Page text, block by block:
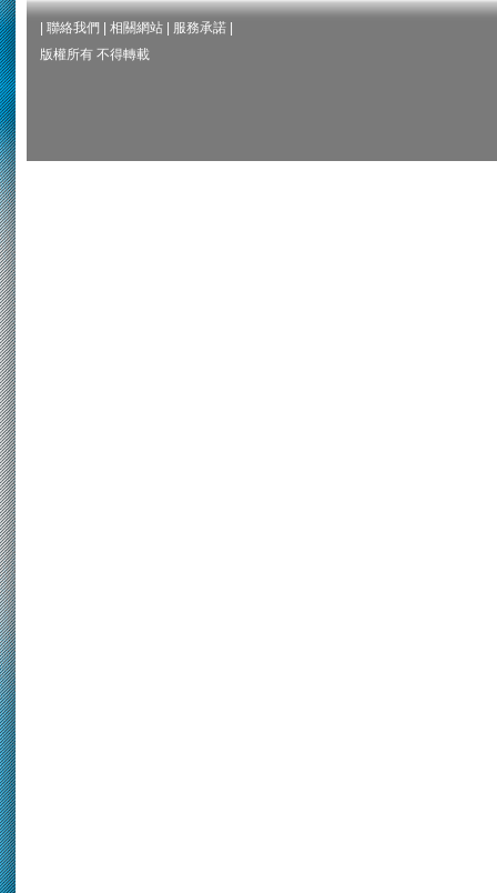
聯絡我們 相關網站 服務承諾
版權所有 不得轉載